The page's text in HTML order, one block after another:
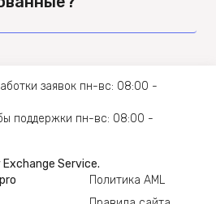
заявок пн-вс: 08:00 -
поддержки пн-вс: 08:00 -
Service.
Политика AML